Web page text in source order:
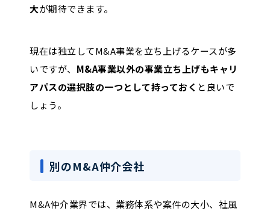
大が期待できます。
現在は独立してM&A事業を立ち上げるケースが多
いですが、 M&A事業以外の事業立ち上げもキャリ
アパスの選択肢の一つとして持っておく と良いで
しょう。
別のM&A仲介会社
M&A仲介業界では、業務体系や案件の大小、社風